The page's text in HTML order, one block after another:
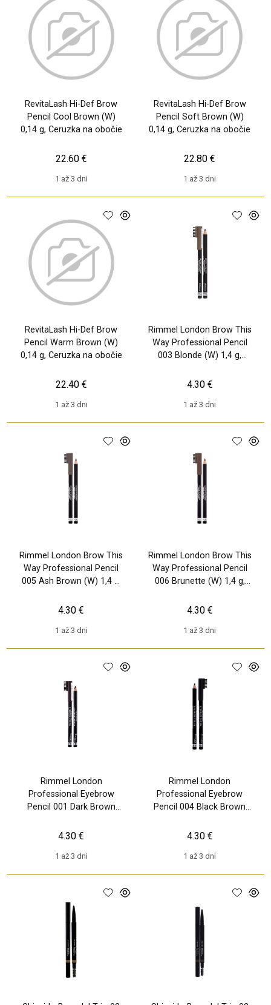
RevitaLash Hi-Def Brow
Pencil Cool Brown (W)
0,14 g, Ceruzka na obočie
1 až 3 dni
22.60 €
RevitaLash Hi-Def Brow
Pencil Soft Brown (W)
0,14 g, Ceruzka na obočie
1 až 3 dni
22.80 €
RevitaLash Hi-Def Brow
Pencil Warm Brown (W)
0,14 g, Ceruzka na obočie
1 až 3 dni
22.40 €
Rimmel London Brow This
Way Professional Pencil
003 Blonde (W) 1,4 g,
1 až 3 dni
4.30 €
Rimmel London Brow This
Way Professional Pencil
005 Ash Brown (W) 1,4 g,
1 až 3 dni
4.30 €
Rimmel London Brow This
Way Professional Pencil
006 Brunette (W) 1,4 g,
1 až 3 dni
4.30 €
Rimmel London
Professional Eyebrow
Pencil 001 Dark Brown
obočie
1 až 3 dni
4.30 €
Rimmel London
Professional Eyebrow
Pencil 004 Black Brown
obočie
1 až 3 dni
4.30 €